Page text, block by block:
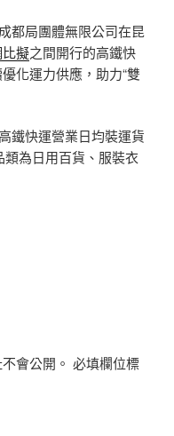
都局團體無限公司在昆
擬之間開行的高鐵快
化運力供應，助力“雙
鐵快運營業日均裝運貨
為日用百貨、服裝衣
會公開。 必填欄位標